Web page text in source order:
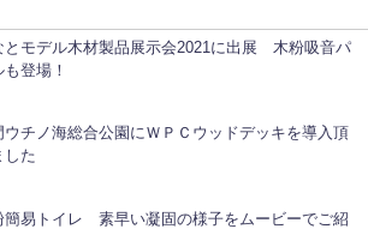
とモデル木材製品展示会2021に出展 木粉吸音パ
も登場！
ウチノ海総合公園にＷＰＣウッドデッキを導入頂
した
簡易トイレ 素早い凝固の様子をムービーでご紹